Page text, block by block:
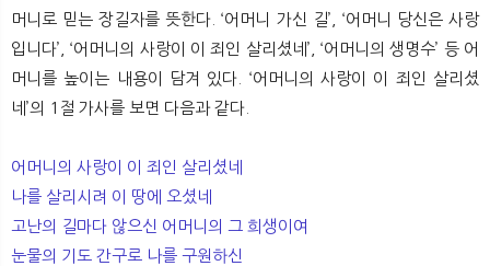
머니로 믿는 장길자를 뜻한다. ‘어머니 가신 길’, ‘어머니 당신은 사랑
입니다’, ‘어머니의 사랑이 이 죄인 살리셨네’, ‘어머니의 생명수’ 등 어
머니를 높이는 내용이 담겨 있다. ‘어머니의 사랑이 이 죄인 살리셨
네’의 1절 가사를 보면 다음과 같다.
어머니의 사랑이 이 죄인 살리셨네
나를 살리시려 이 땅에 오셨네
고난의 길마다 않으신 어머니의 그 희생이여
눈물의 기도 간구로 나를 구원하신